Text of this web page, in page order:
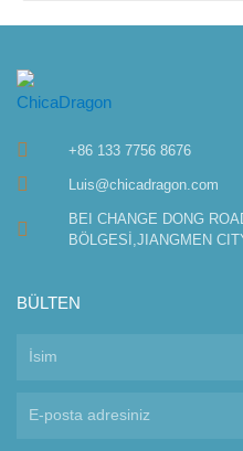
+86 133 7756 8676
Luis@chicadragon.com
BEI CHANGE DONG
BÖLGESİ,JIANGMEN
BÜLTEN